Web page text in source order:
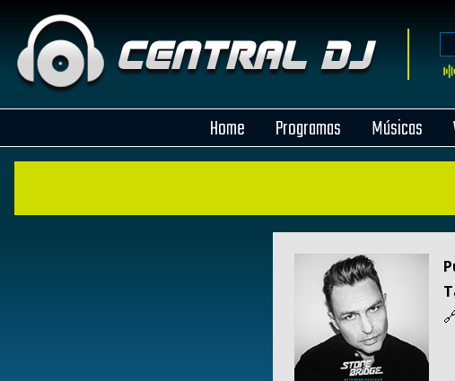
Home Programas Músicas